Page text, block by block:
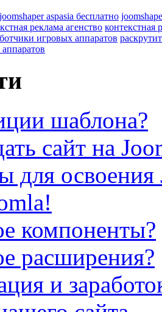
joomshaper aspasia бесплатно
реклама агенство контекстная
игровых аппаратов
шаблона?
сайт на
для освоения
компоненты?
расширения?
и